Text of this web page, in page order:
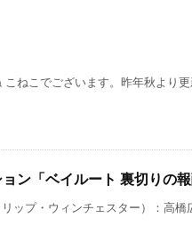
ねこでございます。昨年秋より
ン「ベイルート 裏切りの報
ップ・ウィンチェスター）：高橋